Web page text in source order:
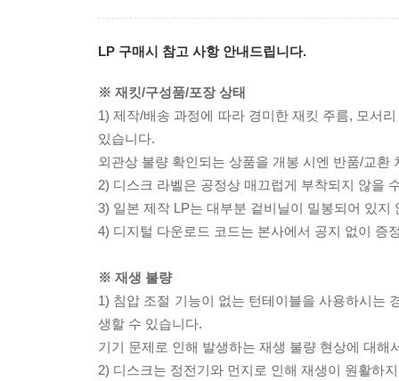
LP 구매시 참고 사항 안내드립니다.
※ 재킷/구성품/포장 상태
1) 제작/배송 과정에 따라 경미한 재킷 주름, 모서
있습니다.
외관상 불량 확인되는 상품을 개봉 시엔 반품/교환
2) 디스크 라벨은 공정상 매끄럽게 부착되지 않을
3) 일본 제작 LP는 대부분 겉비닐이 밀봉되어 있지
4) 디지털 다운로드 코드는 본사에서 공지 없이 증
※ 재생 불량
1) 침압 조절 기능이 없는 턴테이블을 사용하시는
생할 수 있습니다.
기기 문제로 인해 발생하는 재생 불량 현상에 대
2) 디스크는 정전기와 먼지로 인해 재생이 원활하